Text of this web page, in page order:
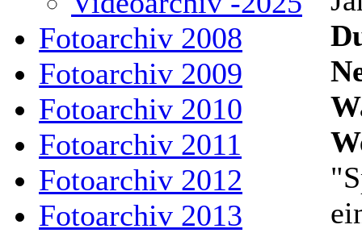
Fotoarchiv 2008
Fotoarchiv 2009
Fotoarchiv 2010
Fotoarchiv 2011
Fotoarchiv 2012
Fotoarchiv 2013